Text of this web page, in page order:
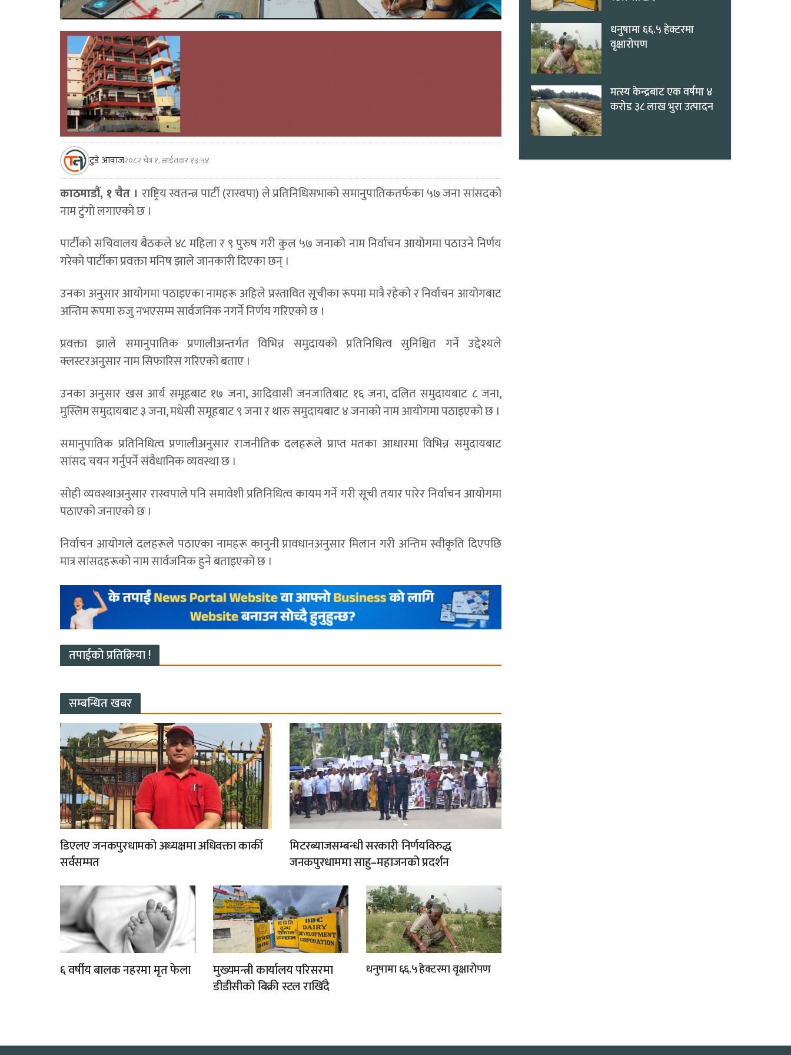
टुडे आवाज२०८२ चैत्र १, आईतवार १३:५४
काठमाडौं, १ चैत । राष्ट्रिय स्वतन्त्र पार्टी (रास्वपा) ले प्रतिनिधिसभाको समानुपातिकतर्फका ५७ जना सांसदको
नाम टुंगो लगाएको छ ।
पार्टीको सचिवालय बैठकले ४८ महिला र ९ पुरुष गरी कुल ५७ जनाको नाम निर्वाचन आयोगमा पठाउने निर्णय
गरेको पार्टीका प्रवक्ता मनिष झाले जानकारी दिएका छन् ।
उनका अनुसार आयोगमा पठाइएका नामहरू अहिले प्रस्तावित सूचीका रूपमा मात्रै रहेको र निर्वाचन आयोगबाट
अन्तिम रूपमा रुजु नभएसम्म सार्वजनिक नगर्ने निर्णय गरिएको छ ।
प्रवक्ता झाले समानुपातिक प्रणालीअन्तर्गत विभिन्न समुदायको प्रतिनिधित्व सुनिश्चित गर्ने उद्देश्यले
क्लस्टरअनुसार नाम सिफारिस गरिएको बताए ।
उनका अनुसार खस आर्य समूहबाट १७ जना, आदिवासी जनजातिबाट १६ जना, दलित समुदायबाट ८ जना,
मुस्लिम समुदायबाट ३ जना, मधेसी समूहबाट ९ जना र थारु समुदायबाट ४ जनाको नाम आयोगमा पठाइएको छ ।
समानुपातिक प्रतिनिधित्व प्रणालीअनुसार राजनीतिक दलहरूले प्राप्त मतका आधारमा विभिन्न समुदायबाट
सांसद चयन गर्नुपर्ने संवैधानिक व्यवस्था छ ।
सोही व्यवस्थाअनुसार रास्वपाले पनि समावेशी प्रतिनिधित्व कायम गर्ने गरी सूची तयार पारेर निर्वाचन आयोगमा
पठाएको जनाएको छ ।
निर्वाचन आयोगले दलहरूले पठाएका नामहरू कानुनी प्रावधानअनुसार मिलान गरी अन्तिम स्वीकृति दिएपछि
मात्र सांसदहरूको नाम सार्वजनिक हुने बताइएको छ ।
तपाईको प्रतिक्रिया !
सम्बन्धित खबर
डिएलए जनकपुरधामको अध्यक्षमा अधिवक्ता कार्की
सर्वसम्मत
मिटरब्याजसम्बन्धी सरकारी निर्णयविरुद्ध
जनकपुरधाममा साहु–महाजनको प्रदर्शन
६ वर्षीय बालक नहरमा मृत फेला
मुख्यमन्त्री कार्यालय परिसरमा
डीडीसीको बिक्री स्टल राखिँदै
धनुषामा ६६.५ हेक्टरमा वृक्षारोपण
धनुषामा ६६.५ हेक्टरमा
वृक्षारोपण
मत्स्य केन्द्रबाट एक वर्षमा ४
करोड ३८ लाख भुरा उत्पादन